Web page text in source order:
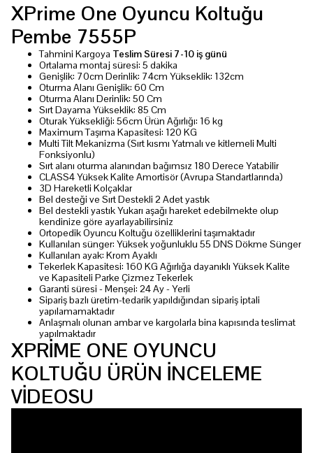
XPrime One Oyuncu Koltuğu
Pembe 7555P
Tahmini Kargoya Teslim Süresi 7-10 iş günü
Ortalama montaj süresi: 5 dakika
Genişlik: 70cm Derinlik: 74cm Yükseklik: 132cm
Oturma Alanı Genişlik: 60 Cm
Oturma Alanı Derinlik: 50 Cm
Sırt Dayama Yükseklik: 85 Cm
Oturak Yüksekliği: 56cm Ürün Ağırlığı: 16 kg
Maximum Taşıma Kapasitesi: 120 KG
Multi Tilt Mekanizma (Sırt kısmı Yatmalı ve kitlemeli Multi
Fonksiyonlu)
Sırt alanı oturma alanından bağımsız 180 Derece Yatabilir
CLASS4 Yüksek Kalite Amortisör (Avrupa Standartlarında)
3D Hareketli Kolçaklar
Bel desteği ve Sırt Destekli 2 Adet yastık
Bel destekli yastık Yukarı aşağı hareket edebilmekte olup
kendinize göre ayarlayabilirsiniz
Ortopedik Oyuncu Koltuğu özelliklerini taşımaktadır
Kullanılan sünger: Yüksek yoğunluklu 55 DNS Dökme Sünger
Kullanılan ayak: Krom Ayaklı
Tekerlek Kapasitesi: 160 KG Ağırlığa dayanıklı Yüksek Kalite
ve Kapasiteli Parke Çizmez Tekerlek
Garanti süresi - Menşei: 24 Ay - Yerli
Sipariş bazlı üretim-tedarik yapıldığından sipariş iptali
yapılamamaktadır
Anlaşmalı olunan ambar ve kargolarla bina kapısında teslimat
yapılmaktadır
XPRİME ONE OYUNCU
KOLTUĞU ÜRÜN İNCELEME
VİDEOSU